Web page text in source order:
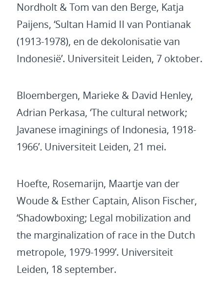
Nordholt & Tom van den Berge, Katja
Paijens, ‘Sultan Hamid II van Pontianak
(1913-1978), en de dekolonisatie van
Indonesië’. Universiteit Leiden, 7 oktober.
Bloembergen, Marieke & David Henley,
Adrian Perkasa, ‘The cultural network;
Javanese imaginings of Indonesia, 1918-
1966’. Universiteit Leiden, 21 mei.
Hoefte, Rosemarijn, Maartje van der
Woude & Esther Captain, Alison Fischer,
‘Shadowboxing; Legal mobilization and
the marginalization of race in the Dutch
metropole, 1979-1999’. Universiteit
Leiden, 18 september.